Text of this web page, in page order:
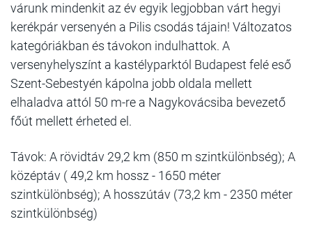
várunk mindenkit az év egyik legjobban várt hegyi
kerékpár versenyén a Pilis csodás tájain! Változatos
kategóriákban és távokon indulhattok. A
versenyhelyszínt a kastélyparktól Budapest felé eső
Szent-Sebestyén kápolna jobb oldala mellett
elhaladva attól 50 m-re a Nagykovácsiba bevezető
főút mellett érheted el.
Távok: A rövidtáv 29,2 km (850 m szintkülönbség); A
középtáv ( 49,2 km hossz - 1650 méter
szintkülönbség); A hosszútáv (73,2 km - 2350 méter
szintkülönbség)